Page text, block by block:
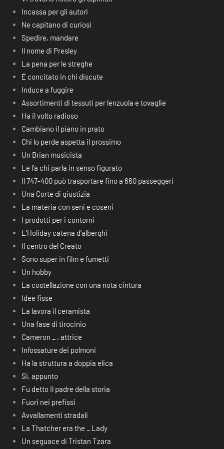
Incassa per gli autori
Ne capitano di curiosi
Spedire, mandare
Il nome di Presley
La pena per le streghe
É concitato in chi discute
Induce a fuggire
Assortimenti di tessuti per lenzuola e tovaglie
Ha il volto radioso
Cambiano il piano in prato
Chi lo perde aspetta il prossimo
Un Brian musicista
Le fa chi parla in senso figurato
Il 747-400 può trasportare fino a 660 passeggeri
Una Corte di giustizia
La materia con seni e coseni
I prodotti per i contorni
L’Holiday catena d’alberghi
Il centro del Creato
Sono super in film e fumetti
Un hobby
La costellazione con una nota cintura
Idee fisse
La lavora il ceramista
Una fase di tirocinio
Cameron _ , attrice
Infossature dei polmoni
Ha la struttura a doppia elica
Si, appunto
Fu detto Il padre della storia
Fuori nei prefissi
Avvallamenti stradali
La Thatcher era the _ Lady
Un seguace di Tristan Tzara